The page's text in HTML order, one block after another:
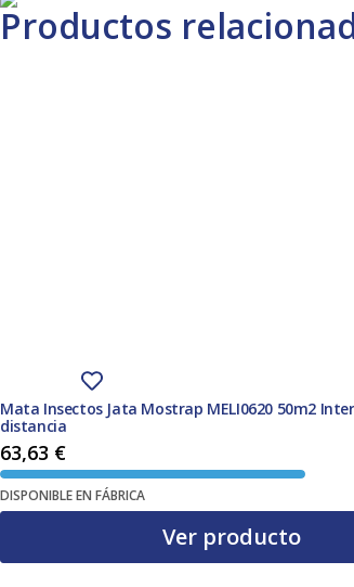
Productos
Mata Insectos Jata Mostrap MELI0620 50m2
distancia
63,63 €
DISPONIBLE EN FÁBRICA
Ver producto